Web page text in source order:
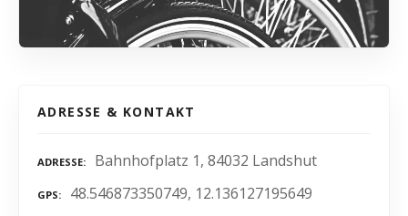
ADRESSE & KONTAKT
ADRESSE Bahnhofplatz 1, 84032 Landshut
GPS 48.546873350749, 12.136127195649